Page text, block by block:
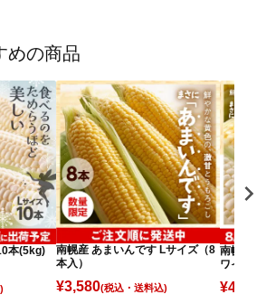
めの商品
本(5kg)
南幌産 あまいんです Lサイズ（8
本入）
¥3,580(税込)
南幌産
ワイト
¥4,080